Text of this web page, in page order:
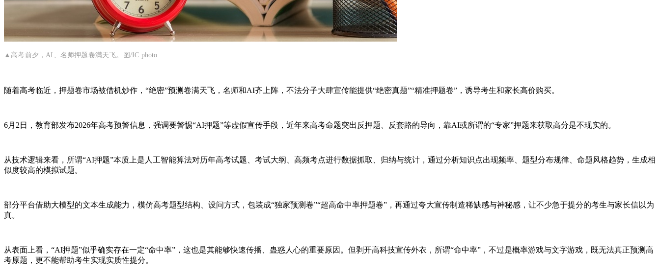
▲高考前夕，AI、名师押题卷满天飞。图/IC photo
随着高考临近，押题卷市场被借机炒作，“绝密”预测卷满天飞，名师和AI齐上阵，不法分子大肆宣传能提供“绝密真题”“精准押题卷”，诱导考生和家长高价购买。
6月2日，教育部发布2026年高考预警信息，强调要警惕“AI押题”等虚假宣传手段，近年来高考命题突出反押题、反套路的导向，靠AI或所谓的“专家”押题来获取高分是不现实的。
从技术逻辑来看，所谓“AI押题”本质上是人工智能算法对历年高考试题、考试大纲、高频考点进行数据抓取、归纳与统计，通过分析知识点出现频率、题型分布规律、命题风格趋势，生成相
似度较高的模拟试题。
部分平台借助大模型的文本生成能力，模仿高考题型结构、设问方式，包装成“独家预测卷”“超高命中率押题卷”，再通过夸大宣传制造稀缺感与神秘感，让不少急于提分的考生与家长信以为
真。
从表面上看，“AI押题”似乎确实存在一定“命中率”，这也是其能够快速传播、蛊惑人心的重要原因。但剥开高科技宣传外衣，所谓“命中率”，不过是概率游戏与文字游戏，既无法真正预测高
考原题，更不能帮助考生实现实质性提分。